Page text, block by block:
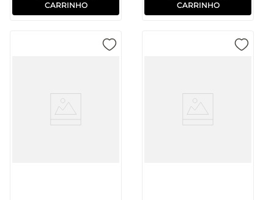
CARRINHO
CARRINHO